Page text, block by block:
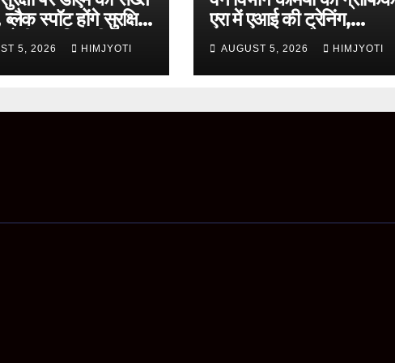
स्पॉट होंगे सुरक्षित,
प्रगति समीक्षा
5, 2026 HIMJYOTI
एरा में एआई की ट्रेनिंग,
ChatGPT और Gemini
के व्यावहारिक उपयोग पर
फोकस
AUGUST 5, 2026 HIMJYOTI